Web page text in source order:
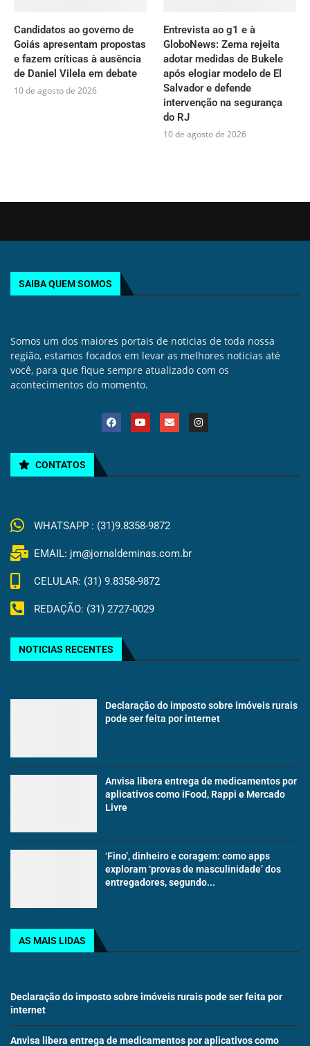
Candidatos ao governo de
Goiás apresentam propostas
e fazem críticas à ausência
de Daniel Vilela em debate
10 de agosto de 2026
Entrevista ao g1 e à
GloboNews: Zema rejeita
adotar medidas de Bukele
após elogiar modelo de El
Salvador e defende
intervenção na segurança
do RJ
10 de agosto de 2026
SAIBA QUEM SOMOS
Somos um dos maiores portais de noticias de toda nossa
região, estamos focados em levar as melhores noticias até
você, para que fique sempre atualizado com os
acontecimentos do momento.
CONTATOS
WHATSAPP : (31)9.8358-9872
EMAIL: jm@jornaldeminas.com.br
CELULAR: (31) 9.8358-9872
REDAÇÃO: (31) 2727-0029
NOTICIAS RECENTES
Declaração do imposto sobre imóveis rurais
pode ser feita por internet
Anvisa libera entrega de medicamentos por
aplicativos como iFood, Rappi e Mercado
Livre
‘Fino’, dinheiro e coragem: como apps
exploram ‘provas de masculinidade’ dos
entregadores, segundo...
AS MAIS LIDAS
Declaração do imposto sobre imóveis rurais pode ser feita por
internet
Anvisa libera entrega de medicamentos por aplicativos como